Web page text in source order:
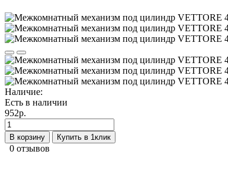
Наличие:
Есть в наличии
952р.
В корзину Купить в 1клик
0 отзывов